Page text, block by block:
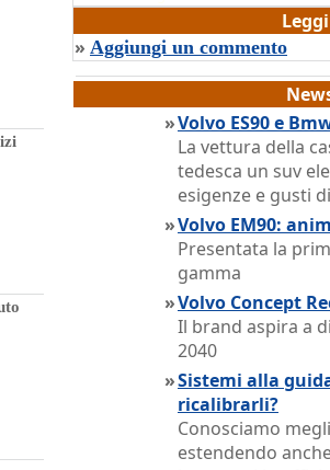
» Aggiungi un commento
»Volvo ES90 e
La vettura della
tedesca un suv
esigenze e gusti
»Volvo EM90:
Presentata la
gamma
»Volvo Concept
Il brand aspira a
2040
»Sistemi alla
ricalibrarli?
Conosciamo
estendendo